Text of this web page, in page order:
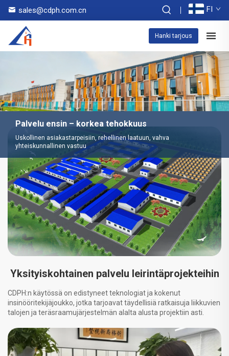
sales@cdph.com.cn FI
Hanki tarjous
Palvelu ensin – korkea tehokkuus
Uskollinen asiakastarpeisiin, rehellinen laatuun, vahva
yhteiskunnallinen vastuu
Yksityiskohtainen palvelu leirintäprojekteihin
CDPH:n käytössä on edistyneet teknologiat ja kokenut
insinööritekijäjoukko, jotka tarjoavat täydellisiä ratkaisuja liikkuvien
talojen ja teräsraamujärjestelmän alalta alusta projektiin asti.